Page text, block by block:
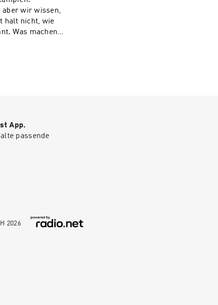
aber wir wissen,
halt nicht, wie
Was machen
wie geht das? In
Legacy Code
App.
passende
2026